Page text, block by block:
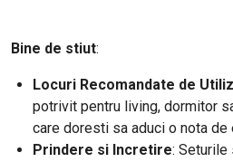
Bine de stiut:
Locuri Recomandate de
potrivit pentru living, dormitor
care doresti sa aduci o nota de
Prindere si Incretire: Seturile